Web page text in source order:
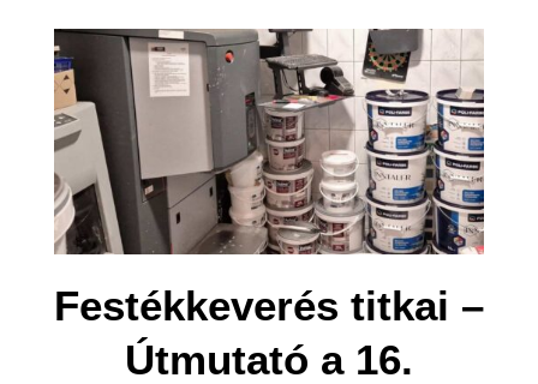
Festékkeverés titkai –
Útmutató a 16.